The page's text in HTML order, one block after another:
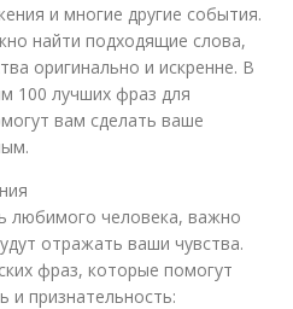
и многие другие события.
найти подходящие слова,
оригинально и искренне. В
100 лучших фраз для
вам сделать ваше
любимого человека, важно
отражать ваши чувства.
фраз, которые помогут
признательность: